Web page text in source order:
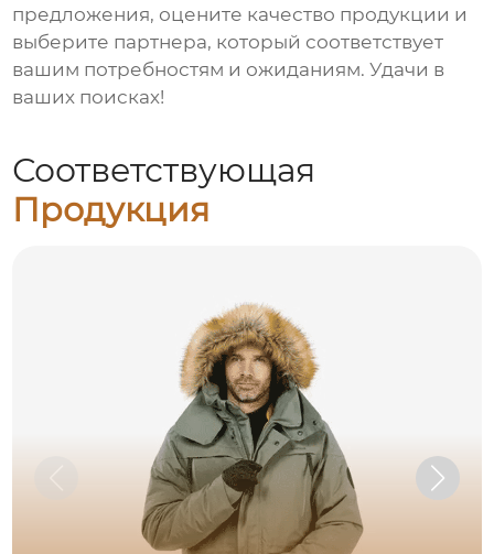
предложения, оцените качество продукции и
выберите партнера, который соответствует
вашим потребностям и ожиданиям. Удачи в
ваших поисках!
Соответствующая
Продукция